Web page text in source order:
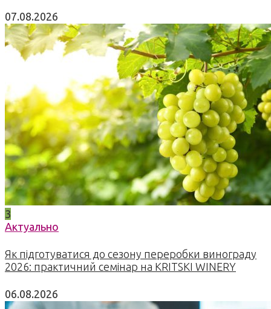
07.08.2026
3
Актуально
Як підготуватися до сезону переробки винограду
2026: практичний семінар на KRITSKI WINERY
06.08.2026